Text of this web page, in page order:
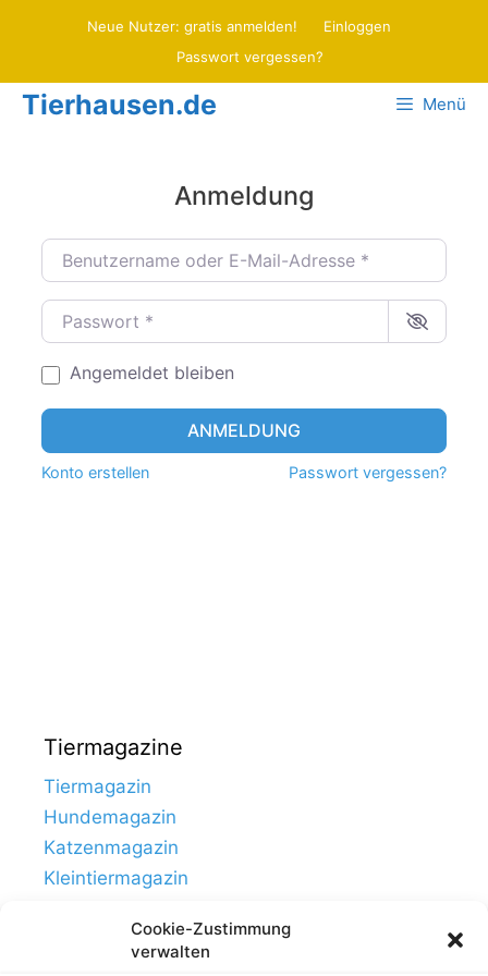
Cookie-Zustimmung
verwalten
Neue Nutzer: gratis anmelden!
Einloggen
Passwort vergessen?
Tierhausen.de Menü
Anmeldung
Benutzername oder E-Mail-Adresse
Passwort
Angemeldet bleiben
ANMELDUNG
Konto erstellen Passwort vergessen?
Tiermagazine
Tiermagazin
Hundemagazin
Katzenmagazin
Kleintiermagazin